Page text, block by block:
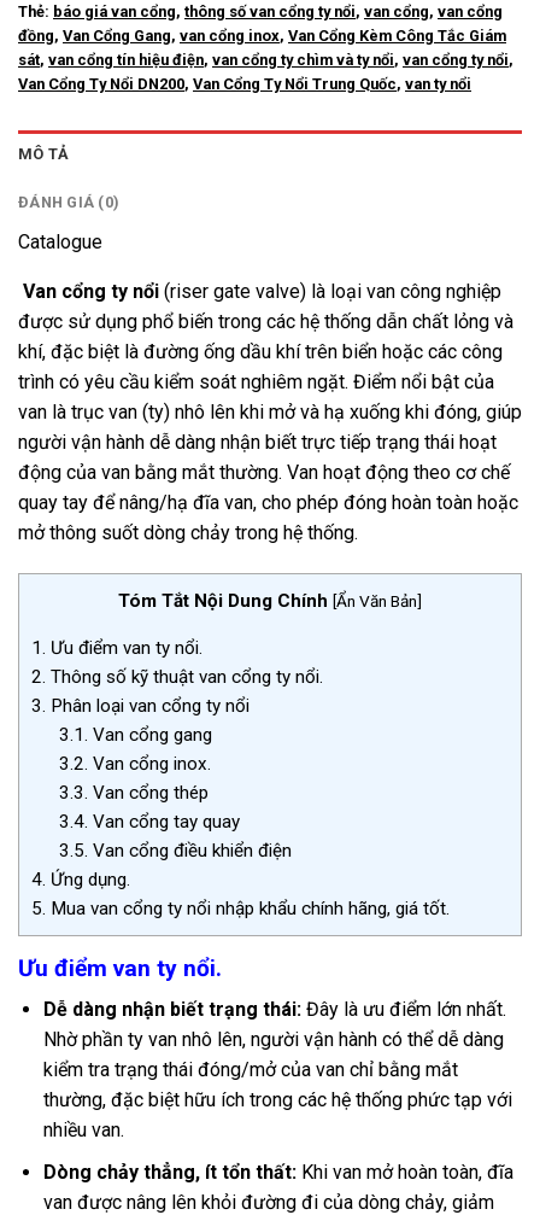
Thẻ: báo giá van cổng, thông số van cổng ty nổi, van cổng, van cổng
đồng, Van Cổng Gang, van cổng inox, Van Cổng Kèm Công Tắc Giám
sát, van cổng tín hiệu điện, van cổng ty chìm và ty nổi, van cổng ty nổi,
Van Cổng Ty Nổi DN200, Van Cổng Ty Nổi Trung Quốc, van ty nổi
MÔ TẢ
ĐÁNH GIÁ (0)
Catalogue
Van cổng ty nổi (riser gate valve) là loại van công nghiệp
được sử dụng phổ biến trong các hệ thống dẫn chất lỏng và
khí, đặc biệt là đường ống dầu khí trên biển hoặc các công
trình có yêu cầu kiểm soát nghiêm ngặt. Điểm nổi bật của
van là trục van (ty) nhô lên khi mở và hạ xuống khi đóng, giúp
người vận hành dễ dàng nhận biết trực tiếp trạng thái hoạt
động của van bằng mắt thường. Van hoạt động theo cơ chế
quay tay để nâng/hạ đĩa van, cho phép đóng hoàn toàn hoặc
mở thông suốt dòng chảy trong hệ thống.
Tóm Tắt Nội Dung Chính [Ẩn Văn Bản]
1. Ưu điểm van ty nổi.
2. Thông số kỹ thuật van cổng ty nổi.
3. Phân loại van cổng ty nổi
3.1. Van cổng gang
3.2. Van cổng inox.
3.3. Van cổng thép
3.4. Van cổng tay quay
3.5. Van cổng điều khiển điện
4. Ứng dụng.
5. Mua van cổng ty nổi nhập khẩu chính hãng, giá tốt.
Ưu điểm van ty nổi.
Dễ dàng nhận biết trạng thái:Đây là ưu điểm lớn nhất.
Nhờ phần ty van nhô lên, người vận hành có thể dễ dàng
kiểm tra trạng thái đóng/mở của van chỉ bằng mắt
thường, đặc biệt hữu ích trong các hệ thống phức tạp với
nhiều van.
Dòng chảy thẳng, ít tổn thất:Khi van mở hoàn toàn, đĩa
van được nâng lên khỏi đường đi của dòng chảy, giảm